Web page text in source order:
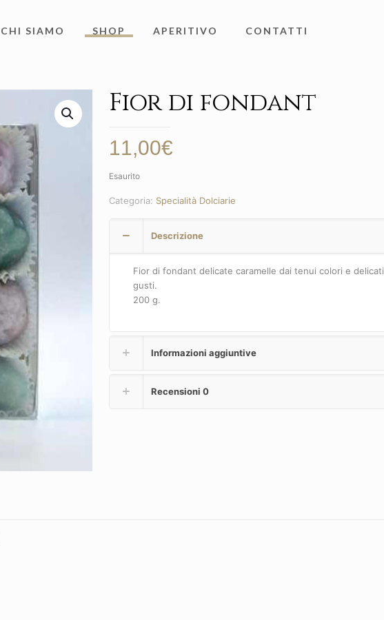
CHI SIAMO SHOP APERITIVO CONTATTI
Fior di fondant
11,00€
Esaurito
Categoria: Specialità Dolciarie
Descrizione
Fior di fondant delicate caramelle dai tenui colori e delicati
gusti.
200 g.
Informazioni aggiuntive
Recensioni0